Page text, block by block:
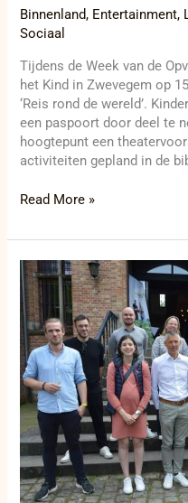
Binnenland, Entertainment,
Sociaal
Tijdens de Week van de
het Kind in Zwevegem op
‘Reis rond de wereld’.
een paspoort door deel te
hoogtepunt een
activiteiten gepland in de
Read More »
Ontdek
de
korte
keten
in
West-
Vlaanderen:
Week
van
de
Korte
Keten